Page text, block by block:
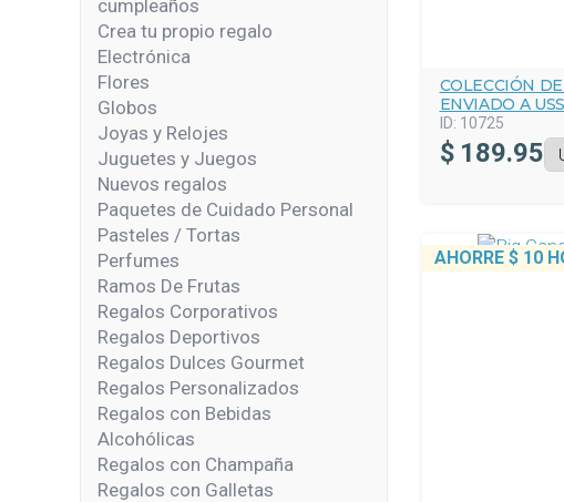
cumpleaños
Crea tu propio regalo
Electrónica
Flores
Globos
Joyas y Relojes
Juguetes y Juegos
Nuevos regalos
Paquetes de Cuidado Personal
Pasteles / Tortas
Perfumes
Ramos De Frutas
Regalos Corporativos
Regalos Deportivos
Regalos Dulces Gourmet
Regalos Personalizados
Regalos con Bebidas
Alcohólicas
Regalos con Champaña
Regalos con Galletas
COLECCIÓN
ENVIADO A
ID: 10725
$ 189.95
AHORRE $ 10